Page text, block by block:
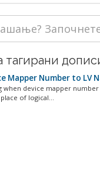
тагирани
Mapper Number to LV
when device mapper number
of logical...